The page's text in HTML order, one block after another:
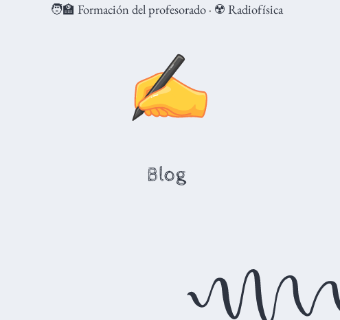
🧑‍🏫 Formación del profesorado· ☢️ Radiofísica
Blog